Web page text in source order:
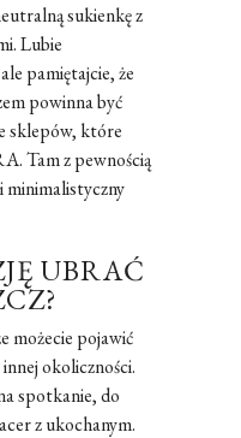
sukienkę z
Lubie
pamiętajcie, że
powinna być
sklepów, które
Tam z pewnością
minimalistyczny
UBRAĆ
możecie pojawić
okoliczności.
spotkanie, do
z ukochanym.